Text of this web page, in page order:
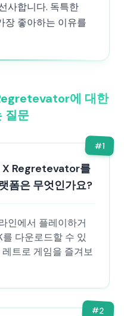
사합니다. 독특한
장 좋아하는 이유를
에 대한
질문
#1
X Regretevator를
폼은 무엇인가요?
인에서 플레이하거
다운로드할 수 있
트로 게임을 즐겨보
#2